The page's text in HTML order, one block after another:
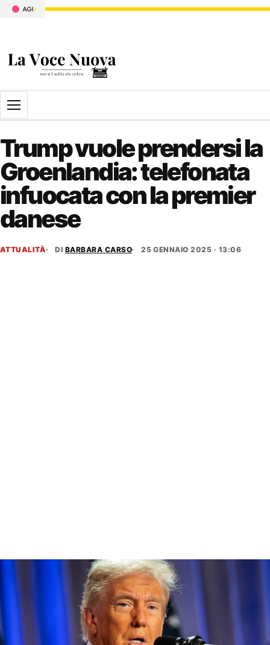
Apri il menu
Trump vuole prendersi la
Groenlandia: telefonata
infuocata con la premier
danese
ATTUALITÀ DI BARBARA CARSO 25 GENNAIO 2025 · 13:06